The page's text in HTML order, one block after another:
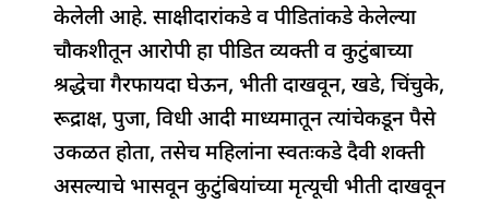
केलेली आहे. साक्षीदारांकडे व पीडितांकडे केलेल्या
चौकशीतून आरोपी हा पीडित व्यक्ती व कुटुंबाच्या
श्रद्धेचा गैरफायदा घेऊन, भीती दाखवून, खडे, चिंचुके,
रूद्राक्ष, पुजा, विधी आदी माध्यमातून त्यांचेकडून पैसे
उकळत होता, तसेच महिलांना स्वतःकडे दैवी शक्ती
असल्याचे भासवून कुटुंबियांच्या मृत्यूची भीती दाखवून